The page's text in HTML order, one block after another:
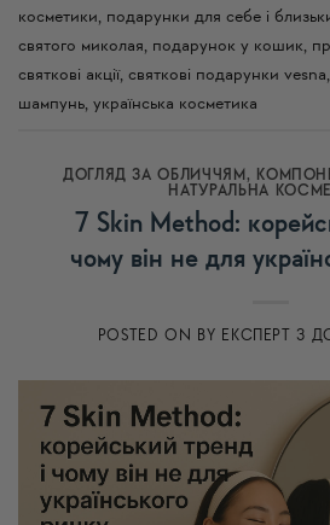
косметики, подарунки для себе і
святого миколая, подарунок у кошик,
святкові акції, святкові подарунки vesna,
шампунь, українська косметика
ДОГЛЯД ЗА ОБЛИЧЧЯМ ,
НАТУРАЛЬНА
7 Skin Method:
чому він не для
POSTED ON BY ЕКСПЕРТ З